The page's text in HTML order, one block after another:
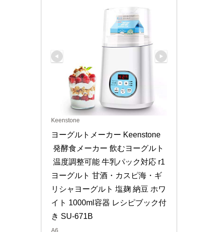
Keenstone
ヨーグルトメーカー Keenstone
発酵食メーカー 飲むヨーグルト
温度調整可能 牛乳パック対応 r1
ヨーグルト 甘酒・カスピ海・ギ
リシャヨーグルト 塩麹 納豆 ホワ
イト 1000ml容器 レシピブック付
き SU-671B